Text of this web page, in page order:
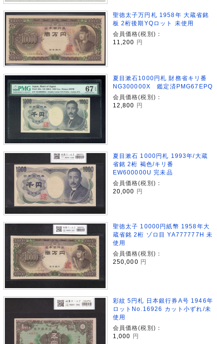
聖徳太子万円札 1958年 大蔵省銘
板 2桁後期YQロット 未使用
会員価格(税別)：
11,200 円
夏目漱石1000円札 財務省キリ番
NG300000X 鑑定済PMG67EPQ
会員価格(税別)：
12,800 円
夏目漱石 1000円札 1993年/大蔵
省銘 2桁 褐色/キリ番
EW600000U 完未品
会員価格(税別)：
20,000 円
聖徳太子 10000円紙幣 1958年大
蔵省銘 2桁 ゾロ目 YA777777H 未
使用
会員価格(税別)：
250,000 円
彩紋 5円札 日本銀行券A号 1946年
ロットNo.16926 カット小ずれ/未
使用
会員価格(税別)：
1,000
円